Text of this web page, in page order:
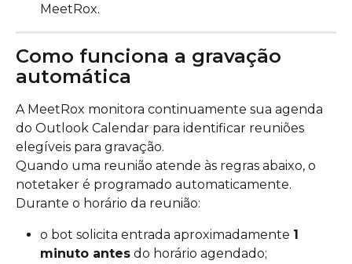
MeetRox.
Como funciona a gravação
automática
A MeetRox monitora continuamente sua agenda
do Outlook Calendar para identificar reuniões
elegíveis para gravação.
Quando uma reunião atende às regras abaixo, o
notetaker é programado automaticamente.
Durante o horário da reunião:
o bot solicita entrada aproximadamente 1
minuto antes do horário agendado;